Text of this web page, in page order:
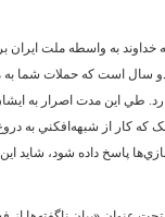
به واسطه ملت ايران
سال است که حملات شما به
طي اين مدت اصرار به
که کار از شبهه‌افکني به
پاسخ داده شود، شايد